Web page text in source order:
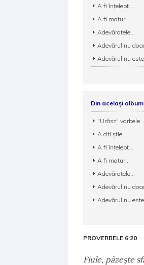
A fi înţelept...
A fi matur...
Adevăratele...
Adevărul nu
Adevărul nu
Din același album
"Urăsc" vorbele...
A citi ştie...
A fi înţelept...
A fi matur...
Adevăratele...
Adevărul nu
Adevărul nu
PROVERBELE 6:20
Fiule, păzeşte